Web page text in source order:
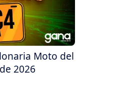
Moto del
2026